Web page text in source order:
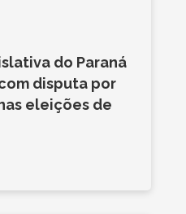
do Paraná
disputa por
eleições de